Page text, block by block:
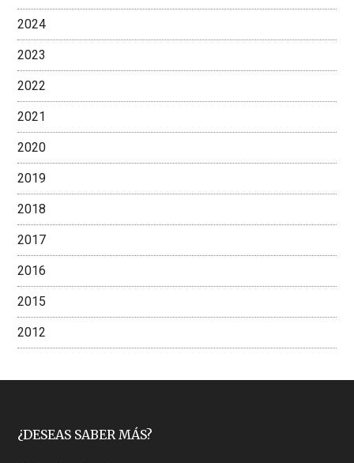
2024
2023
2022
2021
2020
2019
2018
2017
2016
2015
2012
Footer
¿DESEAS SABER MÁS?